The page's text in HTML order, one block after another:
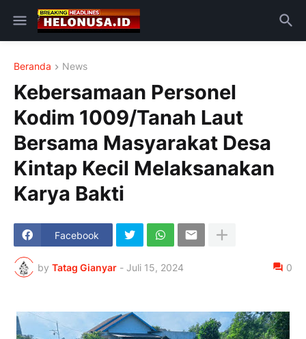
Beranda News
Kebersamaan Personel
Kodim 1009/Tanah Laut
Bersama Masyarakat Desa
Kintap Kecil Melaksanakan
Karya Bakti
Facebook
by Tatag Gianyar - Juli 15, 2024 0